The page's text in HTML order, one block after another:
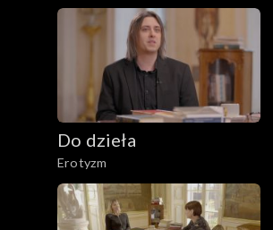
Do dzieła
Erotyzm